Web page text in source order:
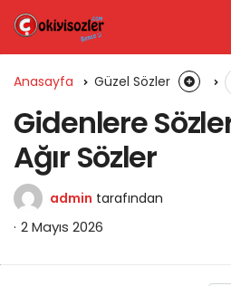
Anasayfa Güzel Sözler
Gidenlere
Ağır Sözler
admin tarafından
2 Mayıs 2026